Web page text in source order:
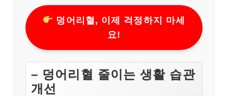
덩어리혈, 이제 걱정하지 마세
요!
– 덩어리혈 줄이는 생활 습관
개선